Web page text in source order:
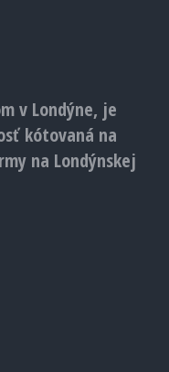
v Londýne, je
kótovaná na
na Londýnskej